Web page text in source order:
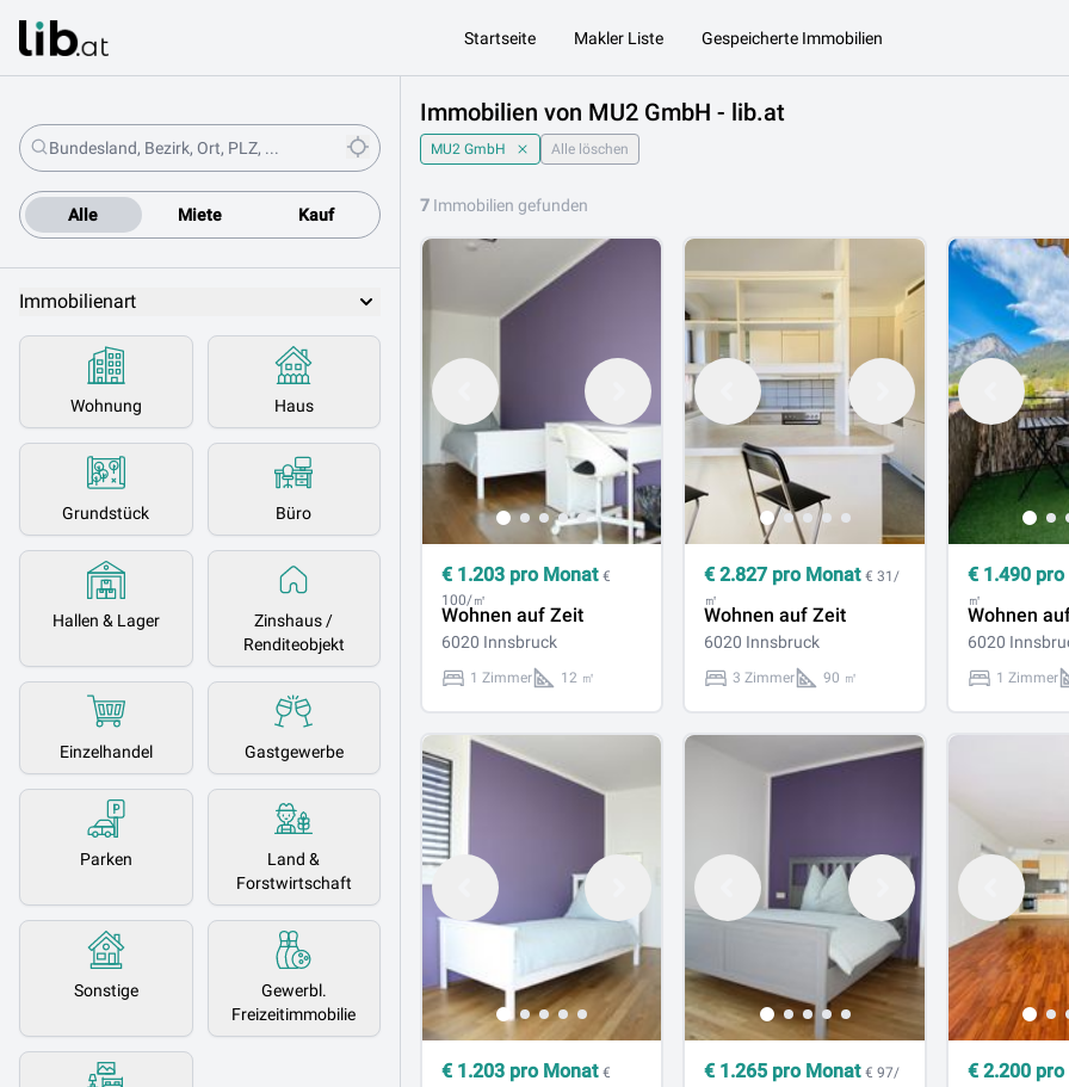
Startseite Makler Liste Gespeicherte Immobilien
Alle Miete Kauf
Immobilienart
Wohnung Haus
Grundstück Büro
Hallen & Lager
Zinshaus /
Renditeobjekt
Einzelhandel Gastgewerbe
Parken
Land &
Forstwirtschaft
Sonstige
Gewerbl.
Freizeitimmobilie
Immobilien von MU2 GmbH - lib.at
MU2 GmbH Alle löschen
7 Immobilien gefunden
€ 1.203 pro Monat €
100/㎡
Wohnen auf Zeit
6020 Innsbruck
1 Zimmer 12 ㎡
€2.827 pro Monat€ 31/
㎡
Wohnen auf Zeit
6020 Innsbruck
3 Zimmer 90 ㎡
€ 1.490pro
㎡
Wohnen
6020
1 Zimmer
€ 1.203 pro Monat €
€ 1.265 pro Monat€ 97/
€ 2.200pro